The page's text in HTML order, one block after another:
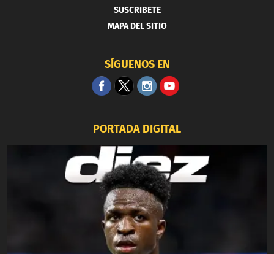
SUSCRIBETE
MAPA DEL SITIO
SÍGUENOS EN
PORTADA DIGITAL